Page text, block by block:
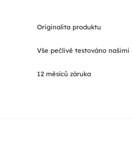
Originalita produktu
Vše pečlivě testováno našimi
12 měsíců záruka